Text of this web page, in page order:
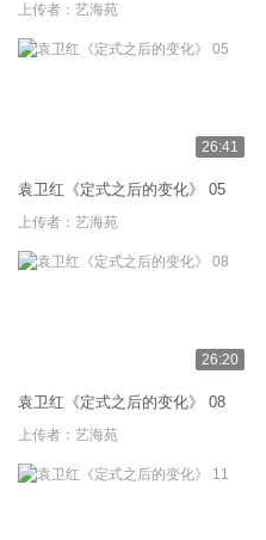
上传者： 艺海苑
26:41
袁卫红《定式之后的变化》 05
上传者： 艺海苑
26:20
袁卫红《定式之后的变化》 08
上传者： 艺海苑